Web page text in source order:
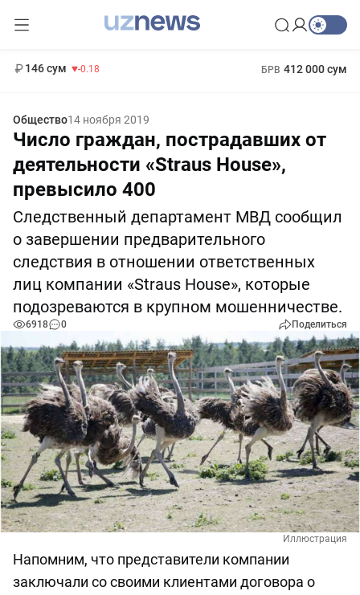
146 сум -0.18 БРВ 412 000 сум
Общество14 ноября 2019
Число граждан, пострадавших от
деятельности «Straus House»,
превысило 400
Следственный департамент МВД сообщил
о завершении предварительного
следствия в отношении ответственных
лиц компании «Straus House», которые
подозреваются в крупном мошенничестве.
6918 0 Поделиться
Иллюстрация
Напомним, что представители компании
заключали со своими клиентами договора о